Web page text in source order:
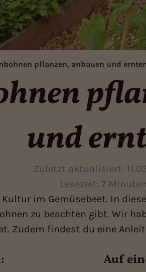
pflanzen, anbauen und
und
Zuletzt aktualisiert:
Lesezeit: 7 Minuten
im Gemüsebeet. In
zu beachten gibt. Wir
Zudem findest du eine
Auf